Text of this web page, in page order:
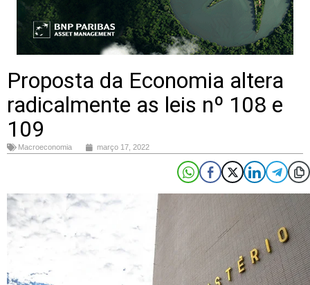
Proposta da Economia altera
radicalmente as leis nº 108 e
109
Macroeconomia março 17, 2022